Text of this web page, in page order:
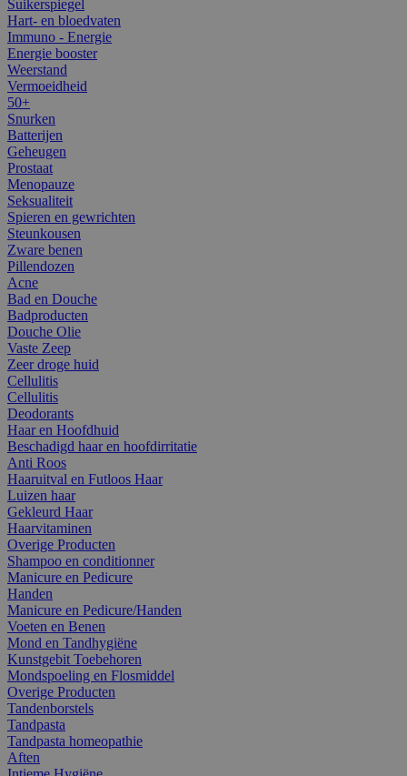
Suikerspiegel
Hart- en bloedvaten
Immuno - Energie
Energie booster
Weerstand
Vermoeidheid
50+
Snurken
Batterijen
Geheugen
Prostaat
Menopauze
Seksualiteit
Spieren en gewrichten
Steunkousen
Zware benen
Pillendozen
Acne
Bad en Douche
Badproducten
Douche Olie
Vaste Zeep
Zeer droge huid
Cellulitis
Cellulitis
Deodorants
Haar en Hoofdhuid
Beschadigd haar en hoofdirritatie
Anti Roos
Haaruitval en Futloos Haar
Luizen haar
Gekleurd Haar
Haarvitaminen
Overige Producten
Shampoo en conditionner
Manicure en Pedicure
Handen
Manicure en Pedicure/Handen
Voeten en Benen
Mond en Tandhygiëne
Kunstgebit Toebehoren
Mondspoeling en Flosmiddel
Overige Producten
Tandenborstels
Tandpasta
Tandpasta homeopathie
Aften